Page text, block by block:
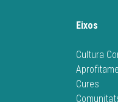
Eixos
Cultura
Cures